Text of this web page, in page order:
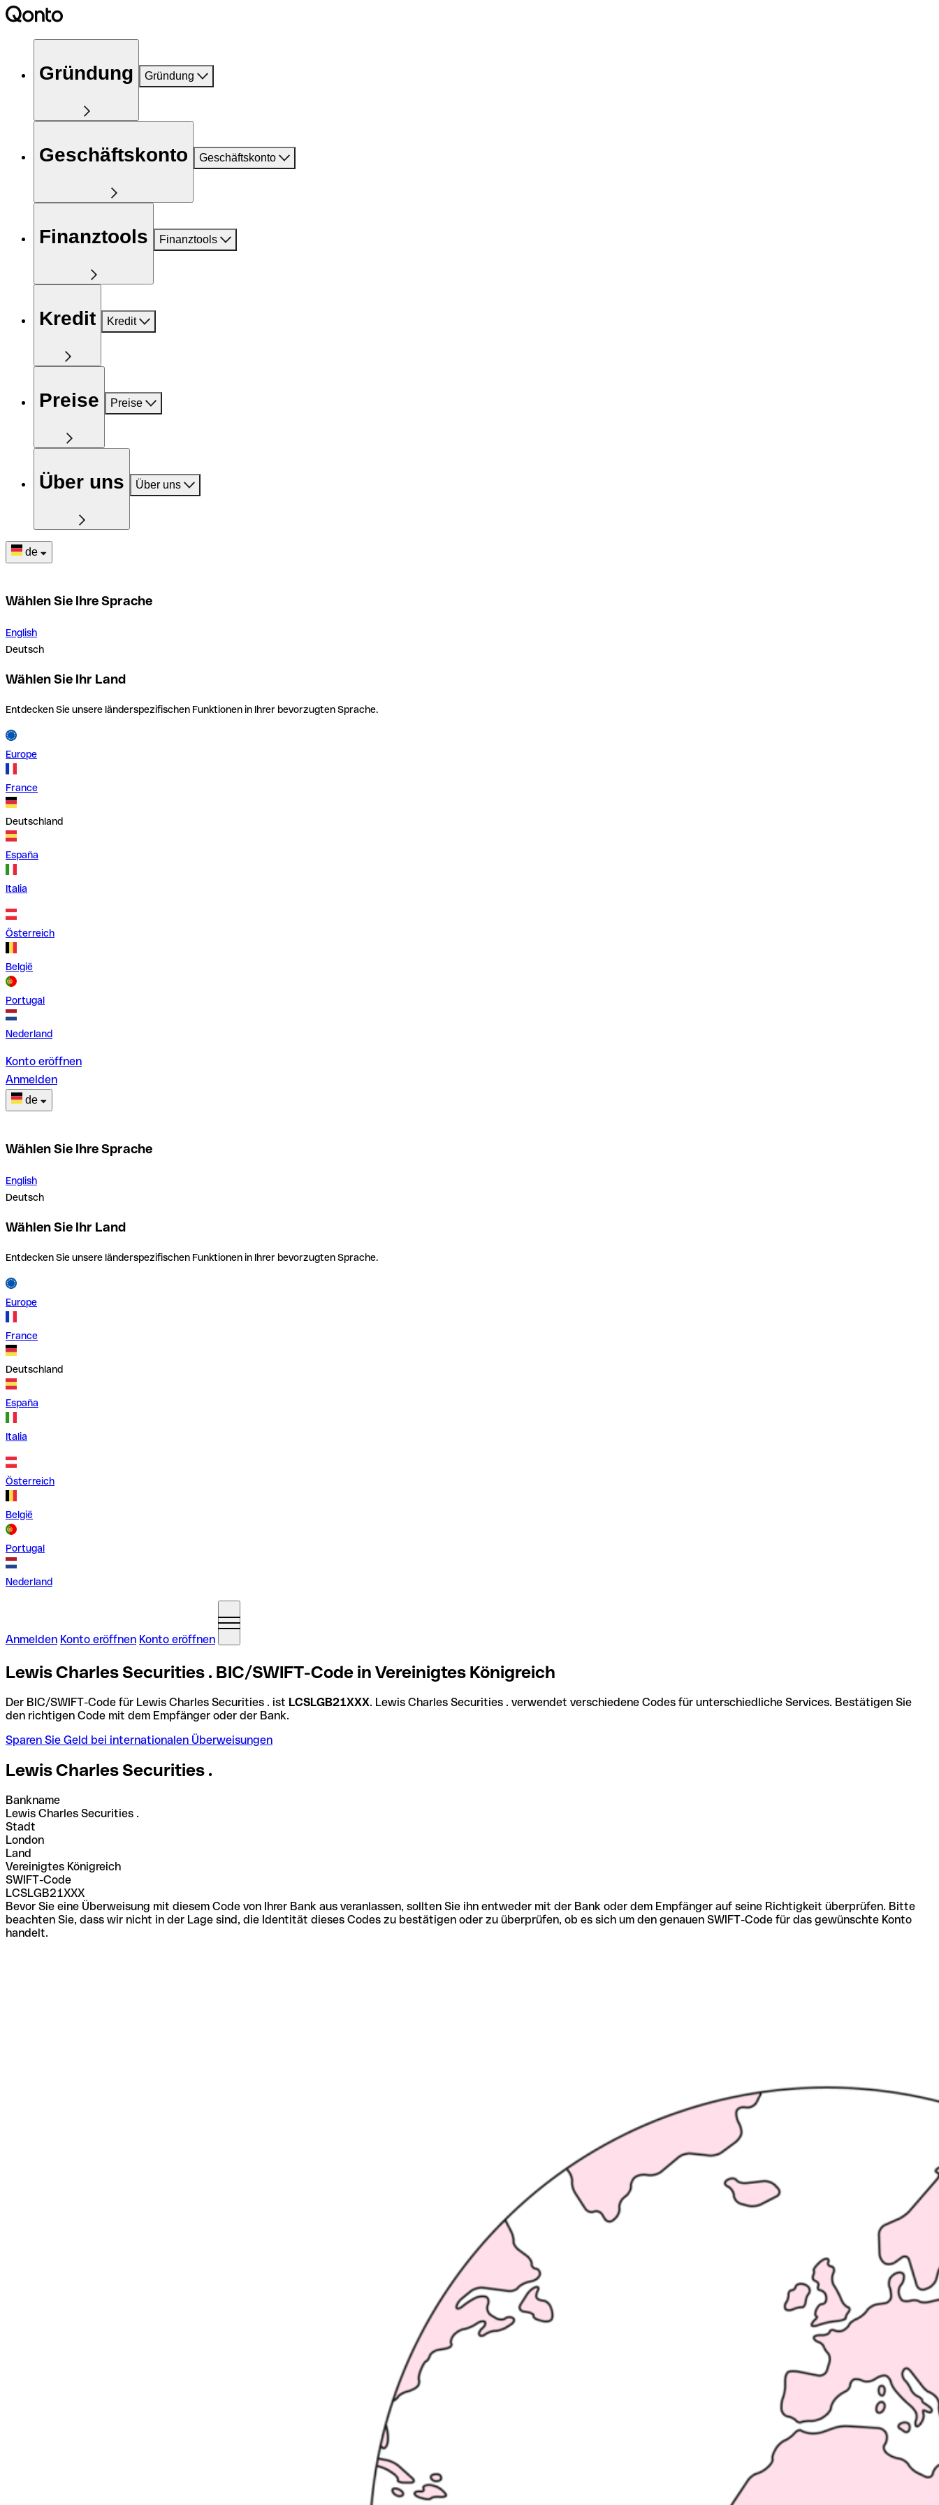
Gründung Gründung
Geschäftskonto Geschäftskonto
Finanztools Finanztools
Kredit Kredit
Preise Preise
Über uns Über uns
de
Wählen Sie Ihre Sprache
English
Deutsch
Wählen Sie Ihr Land
Entdecken Sie unsere länderspezifischen Funktionen in Ihrer bevorzugten Sprache.
Europe
France
Deutschland
España
Italia
Österreich
België
Portugal
Nederland
Konto eröffnen
Anmelden
de
Wählen Sie Ihre Sprache
English
Deutsch
Wählen Sie Ihr Land
Entdecken Sie unsere länderspezifischen Funktionen in Ihrer bevorzugten Sprache.
Europe
France
Deutschland
España
Italia
Österreich
België
Portugal
Nederland
Anmelden Konto eröffnen Konto eröffnen
Lewis Charles Securities . BIC/SWIFT-Code in Vereinigtes Königreich
Der BIC/SWIFT-Code für Lewis Charles Securities . ist LCSLGB21XXX. Lewis Charles Securities . verwendet verschiedene Codes für unterschiedliche Services. Bestätigen Sie
den richtigen Code mit dem Empfänger oder der Bank.
Sparen Sie Geld bei internationalen Überweisungen
Lewis Charles Securities .
Bankname
Lewis Charles Securities .
Stadt
London
Land
Vereinigtes Königreich
SWIFT-Code
LCSLGB21XXX
Bevor Sie eine Überweisung mit diesem Code von Ihrer Bank aus veranlassen, sollten Sie ihn entweder mit der Bank oder dem Empfänger auf seine Richtigkeit überprüfen. Bitte
beachten Sie, dass wir nicht in der Lage sind, die Identität dieses Codes zu bestätigen oder zu überprüfen, ob es sich um den genauen SWIFT-Code für das gewünschte Konto
handelt.